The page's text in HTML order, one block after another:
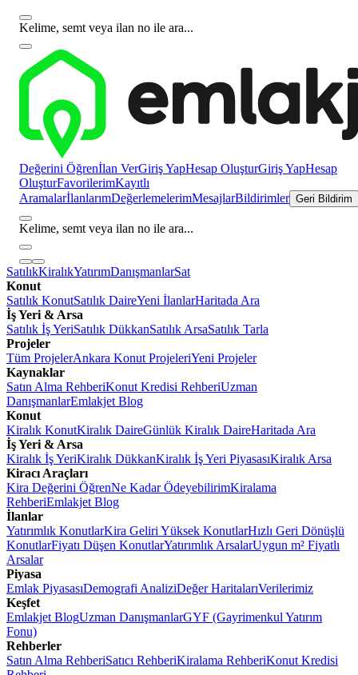
Kelime, semt veya ilan no ile ara...
Değerini Öğrenİlan VerGiriş YapHesap OluşturGiriş YapHesap
OluşturFavorilerimKayıtlı
AramalarİlanlarımDeğerlemelerimMesajlarBildirimler Geri Bildirim
Kelime, semt veya ilan no ile ara...
SatılıkKiralıkYatırımDanışmanlarSat
Konut
Satılık KonutSatılık DaireYeni İlanlarHaritada Ara
İş Yeri & Arsa
Satılık İş YeriSatılık DükkanSatılık ArsaSatılık Tarla
Projeler
Tüm ProjelerAnkara Konut ProjeleriYeni Projeler
Kaynaklar
Satın Alma RehberiKonut Kredisi RehberiUzman
DanışmanlarEmlakjet Blog
Konut
Kiralık KonutKiralık DaireGünlük Kiralık DaireHaritada Ara
İş Yeri & Arsa
Kiralık İş YeriKiralık DükkanKiralık İş Yeri PiyasasıKiralık Arsa
Kiracı Araçları
Kira Değerini ÖğrenNe Kadar ÖdeyebilirimKiralama
RehberiEmlakjet Blog
İlanlar
Yatırımlık KonutlarKira Geliri Yüksek KonutlarHızlı Geri Dönüşlü
KonutlarFiyatı Düşen KonutlarYatırımlık ArsalarUygun m² Fiyatlı
Arsalar
Piyasa
Emlak PiyasasıDemografi AnaliziDeğer HaritalarıVerilerimiz
Keşfet
Emlakjet BlogUzman DanışmanlarGYF (Gayrimenkul Yatırım
Fonu)
Rehberler
Satın Alma RehberiSatıcı RehberiKiralama RehberiKonut Kredisi